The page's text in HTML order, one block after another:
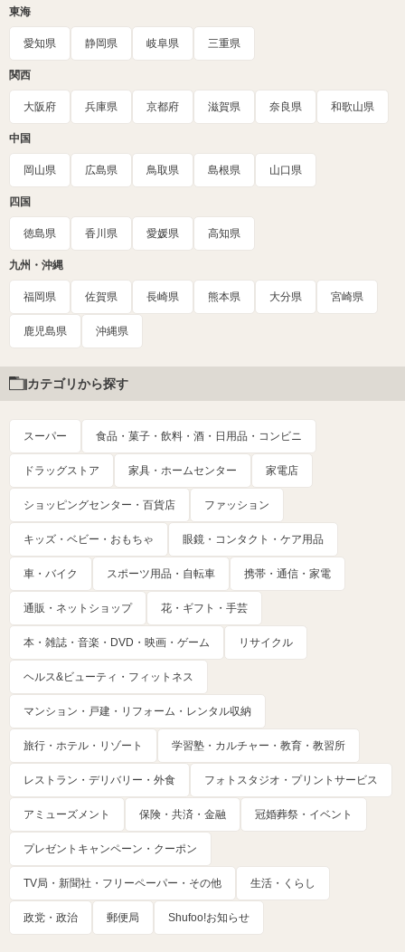
東海
愛知県 静岡県 岐阜県 三重県
関西
大阪府 兵庫県 京都府 滋賀県 奈良県 和歌山県
中国
岡山県 広島県 鳥取県 島根県 山口県
四国
徳島県 香川県 愛媛県 高知県
九州・沖縄
福岡県 佐賀県 長崎県 熊本県 大分県 宮崎県
鹿児島県 沖縄県
カテゴリから探す
スーパー 食品・菓子・飲料・酒・日用品・コンビニ
ドラッグストア 家具・ホームセンター 家電店
ショッピングセンター・百貨店 ファッション
キッズ・ベビー・おもちゃ 眼鏡・コンタクト・ケア用品
車・バイク スポーツ用品・自転車 携帯・通信・家電
通販・ネットショップ 花・ギフト・手芸
本・雑誌・音楽・DVD・映画・ゲーム リサイクル
ヘルス&ビューティ・フィットネス
マンション・戸建・リフォーム・レンタル収納
旅行・ホテル・リゾート 学習塾・カルチャー・教育・教習所
レストラン・デリバリー・外食 フォトスタジオ・プリントサービス
アミューズメント 保険・共済・金融 冠婚葬祭・イベント
プレゼントキャンペーン・クーポン
TV局・新聞社・フリーペーパー・その他 生活・くらし
政党・政治 郵便局 Shufoo!お知らせ